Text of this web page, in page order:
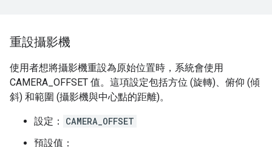
重設攝影機
使用者想將攝影機重設為原始位置時，系統會使用
CAMERA_OFFSET 值。這項設定包括方位 (旋轉)、俯仰 (傾
斜) 和範圍 (攝影機與中心點的距離)。
設定：
CAMERA_OFFSET
預設值：